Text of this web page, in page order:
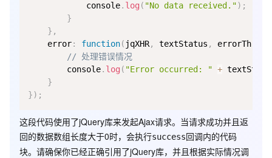
            console
. log ( "No data received.") ;
}
} ,
    error
: function( jqXHR, textStatus , errorThrown
// 处理错误情况
        console
. log ( "Error occurred: " +
}
}) ;
这段代码使用了jQuery库来发起Ajax请求。当请求成功并且返
回的数据数组长度大于0时，会执行success回调内的代码
块。请确保你已经正确引用了jQuery库，并且根据实际情况调